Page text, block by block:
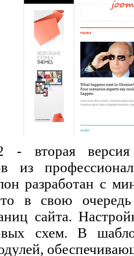
вторая версия
из
разработан с
в свою
сайта.
схем. В